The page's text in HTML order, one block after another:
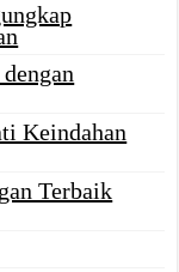
Keindahan
Terbaik